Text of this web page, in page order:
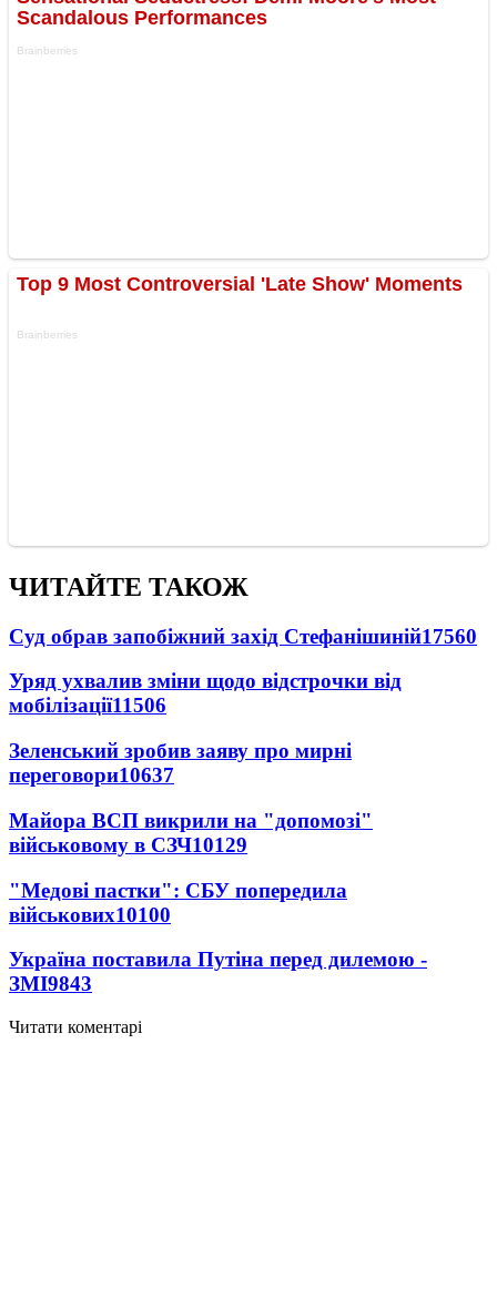
ЧИТАЙТЕ ТАКОЖ
Суд обрав запобіжний захід Стефанішиній17560
Уряд ухвалив зміни щодо відстрочки від
мобілізації11506
Зеленський зробив заяву про мирні
переговори10637
Майора ВСП викрили на "допомозі"
військовому в СЗЧ10129
"Медові пастки": СБУ попередила
військових10100
Україна поставила Путіна перед дилемою -
ЗМІ9843
Читати коментарі